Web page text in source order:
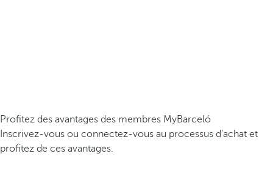
Profitez des avantages des membres MyBarceló
Inscrivez-vous ou connectez-vous au processus d’achat et
profitez de ces avantages.